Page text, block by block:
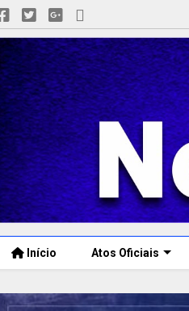
Início Atos Oficiais